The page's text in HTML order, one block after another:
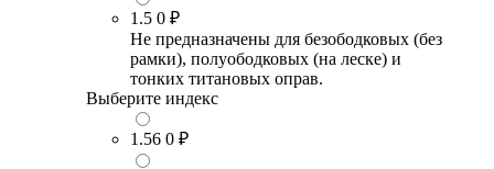
1.5 0 ₽
Не предназначены для безободковых (без
рамки), полуободковых (на леске) и
тонких титановых оправ.
Выберите индекс
1.56 0 ₽